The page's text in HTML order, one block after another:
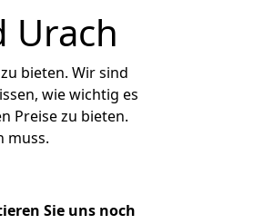
Urach
zu bieten. Wir sind
wie wichtig es
Preise zu bieten.
muss.
Sie uns noch